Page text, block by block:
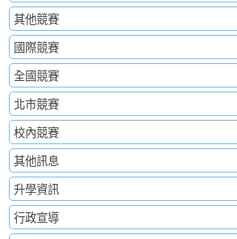
其他競賽
國際競賽
全國競賽
北市競賽
校內競賽
其他訊息
升學資訊
行政宣導